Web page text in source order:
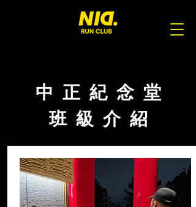
中 正 紀 念 堂
班 級 介 紹